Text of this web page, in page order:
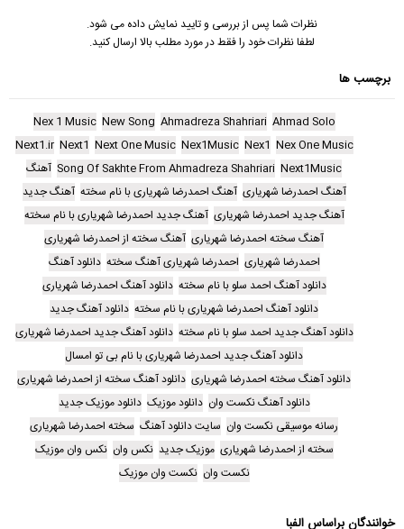
نظرات شما پس از بررسی و تایید نمایش داده می شود.
لطفا نظرات خود را فقط در مورد مطلب بالا ارسال کنید.
برچسب ها
Ahmad Solo
Ahmadreza Shahriari
New Song
Nex 1 Music
Nex One Music
Nex1
Nex1Music
Next One Music
Next1
Next1.ir
Next1Music
Song Of Sakhte From Ahmadreza Shahriari آهنگ
آهنگ احمدرضا شهریاری آهنگ احمدرضا شهریاری با نام سخته آهنگ جدید
آهنگ جدید احمدرضا شهریاری آهنگ جدید احمدرضا شهریاری با نام سخته
آهنگ سخته احمدرضا شهریاری آهنگ سخته از احمدرضا شهریاری
احمدرضا شهریاری احمدرضا شهریاری آهنگ سخته دانلود آهنگ
دانلود آهنگ احمد سلو با نام سخته دانلود آهنگ احمدرضا شهریاری
دانلود آهنگ احمدرضا شهریاری با نام سخته دانلود آهنگ جدید
دانلود آهنگ جدید احمد سلو با نام سخته دانلود آهنگ جدید احمدرضا شهریاری
دانلود آهنگ جدید احمدرضا شهریاری با نام بی تو امسال
دانلود آهنگ سخته احمدرضا شهریاری دانلود آهنگ سخته از احمدرضا شهریاری
دانلود آهنگ نکست وان دانلود موزیک دانلود موزیک جدید
رسانه موسیقی نکست وان سایت دانلود آهنگ سخته احمدرضا شهریاری
سخته از احمدرضا شهریاری موزیک جدید نکس وان نکس وان موزیک
نکست وان نکست وان موزیک
خوانندگان براساس الفبا